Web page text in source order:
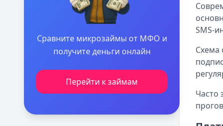
Сравните микрозаймы от МФО и
получите деньги онлайн
Перейти к займам
SMS-
Схема
Часто